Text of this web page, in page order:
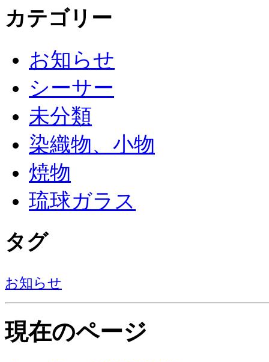
カテゴリー
お知らせ
シーサー
未分類
染織物、小物
焼物
琉球ガラス
タグ
お知らせ
現在のページ